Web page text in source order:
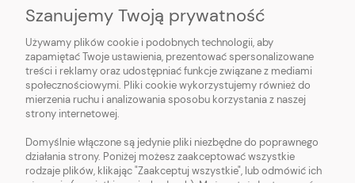
O NAS
OBSŁUGA KLIENTA
MOJE KONTO
Szanujemy Twoją prywatność
Używamy plików cookie i podobnych technologii, aby
zapamiętać Twoje ustawienia, prezentować spersonalizowane
treści i reklamy oraz udostępniać funkcje związane z mediami
społecznościowymi. Pliki cookie wykorzystujemy również do
mierzenia ruchu i analizowania sposobu korzystania z naszej
strony internetowej.
Domyślnie włączone są jedynie pliki niezbędne do poprawnego
działania strony. Poniżej możesz zaakceptować wszystkie
rodzaje plików, klikając "Zaakceptuj wszystkie", lub odmówić ich